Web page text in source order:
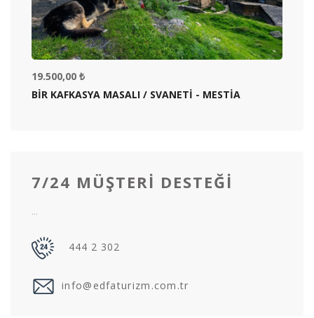
19.500,00 ₺
BİR KAFKASYA MASALI / SVANETİ - MESTİA
7/24 MÜŞTERI DESTEĞI
...
444 2 302
info@edfaturizm.com.tr